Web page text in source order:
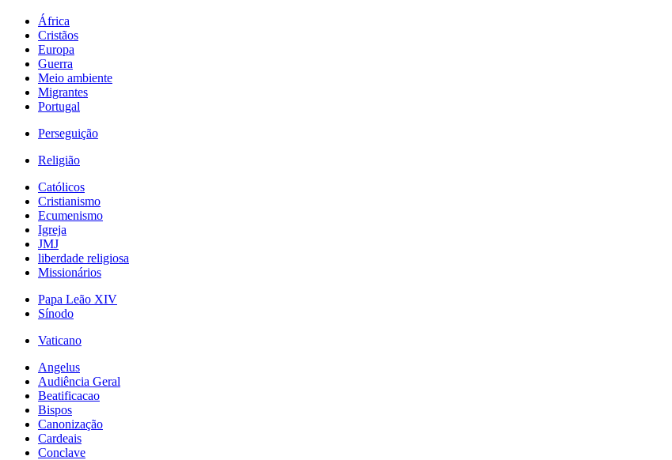
África
Cristãos
Europa
Guerra
Meio ambiente
Migrantes
Portugal
Perseguição
Religião
Católicos
Cristianismo
Ecumenismo
Igreja
JMJ
liberdade religiosa
Missionários
Papa Leão XIV
Sínodo
Vaticano
Angelus
Audiência Geral
Beatificacao
Bispos
Canonização
Cardeais
Conclave